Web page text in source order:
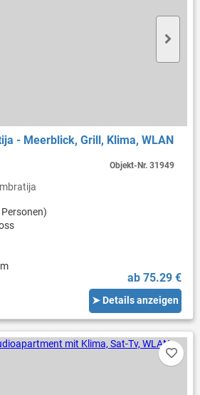
- Meerblick, Grill, Klima, WLAN
ab 75.29 €
➤ Details anzeigen
Objekt-Nr.31949